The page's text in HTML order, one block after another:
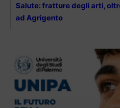
Salute: fratture degli arti,
ad Agrigento